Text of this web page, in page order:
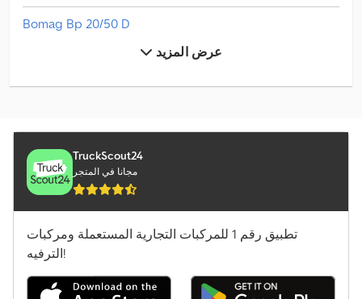
Bomag Bp 20/50 D
Fendt Tigo 50 Mr Profi
Grimme Ks 75-4
Grimme Se 150-60
Haulotte Ht 23 Rtj Pro
Jcb 155
عرض المزيد
TruckScout24
مجانا في المتجر
تطبيق رقم 1 للمركبات التجارية المستعملة ومركبات
الترفيه!